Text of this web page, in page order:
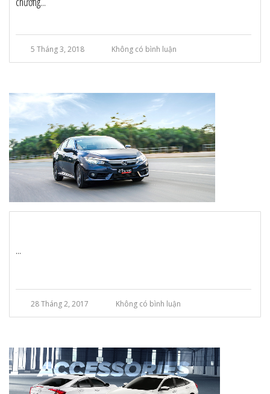
5 Tháng 3, 2018 Không có bình luận
...
28 Tháng 2, 2017 Không có bình luận